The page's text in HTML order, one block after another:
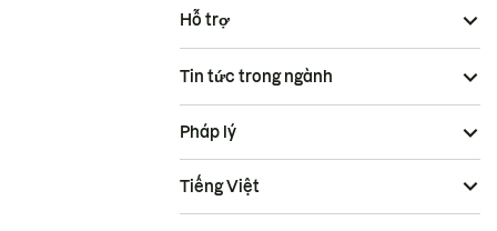
Hỗ trợ
Tin tức trong ngành
Pháp lý
Tiếng Việt